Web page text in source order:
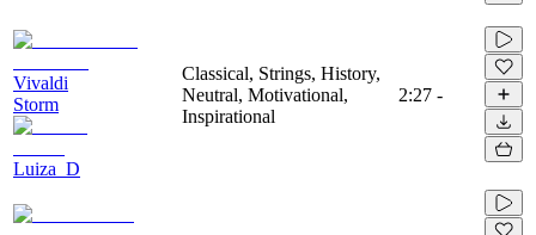
Vivaldi
Storm
Luiza_D
Classical, Strings, History,
Neutral, Motivational,
Inspirational
2:27 -